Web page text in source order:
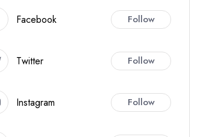
Facebook Follow
Twitter Follow
Instagram Follow